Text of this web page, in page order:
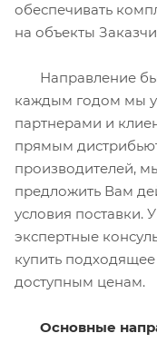
обеспечивать
на объекты
Направление
каждым годом мы
партнерами и
прямым
производителей,
предложить Вам
условия поставки.
экспертные
купить
доступным ценам.
Основные